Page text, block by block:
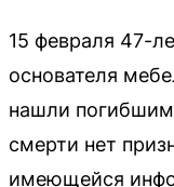
15 февраля 47-
основателя
нашли
смерти нет
имеющейся